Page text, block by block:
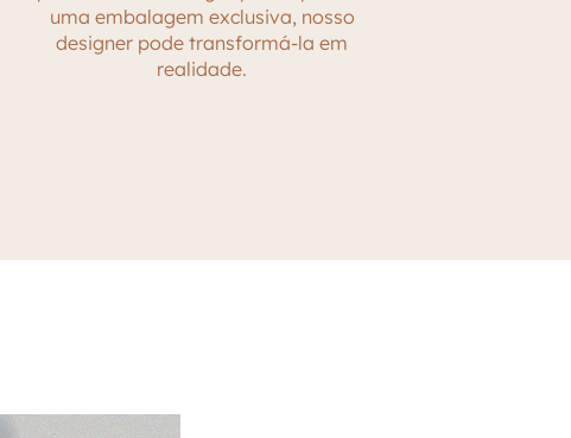
uma embalagem exclusiva, nosso
designer pode transformá-la em
realidade.